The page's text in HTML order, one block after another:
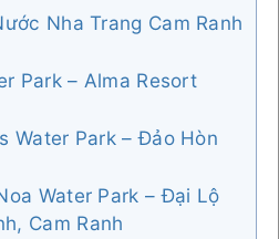
Nha Trang Cam Ranh
Park – Alma Resort
Water Park – Đảo Hòn
Water Park – Đại Lộ
Cam Ranh